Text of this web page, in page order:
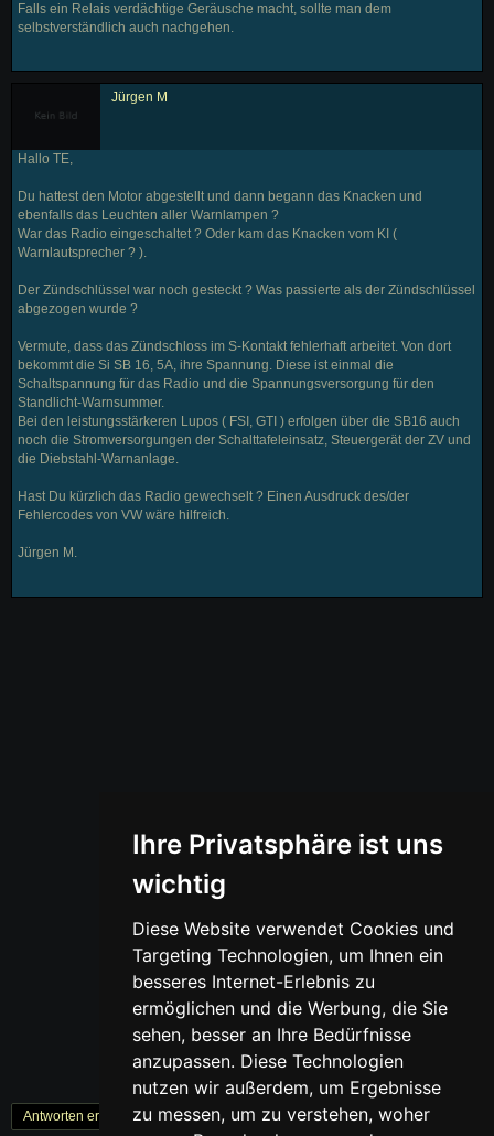
Ihre Privatsphäre ist uns
wichtig
Diese Website verwendet Cookies und
Targeting Technologien, um Ihnen ein
besseres Internet-Erlebnis zu
ermöglichen und die Werbung, die Sie
sehen, besser an Ihre Bedürfnisse
anzupassen. Diese Technologien
nutzen wir außerdem, um Ergebnisse
zu messen, um zu verstehen, woher
Falls ein Relais verdächtige Geräusche macht, sollte man dem
selbstverständlich auch nachgehen.
Jürgen M
Hallo TE,
Du hattest den Motor abgestellt und dann begann das Knacken und
ebenfalls das Leuchten aller Warnlampen ?
War das Radio eingeschaltet ? Oder kam das Knacken vom KI (
Warnlautsprecher ? ).
Der Zündschlüssel war noch gesteckt ? Was passierte als der Zündschlüssel
abgezogen wurde ?
Vermute, dass das Zündschloss im S-Kontakt fehlerhaft arbeitet. Von dort
bekommt die Si SB 16, 5A, ihre Spannung. Diese ist einmal die
Schaltspannung für das Radio und die Spannungsversorgung für den
Standlicht-Warnsummer.
Bei den leistungsstärkeren Lupos ( FSI, GTI ) erfolgen über die SB16 auch
noch die Stromversorgungen der Schalttafeleinsatz, Steuergerät der ZV und
die Diebstahl-Warnanlage.
Hast Du kürzlich das Radio gewechselt ? Einen Ausdruck des/der
Fehlercodes von VW wäre hilfreich.
Jürgen M.
« Zurück 1 Weiter »
Antworten erstellen